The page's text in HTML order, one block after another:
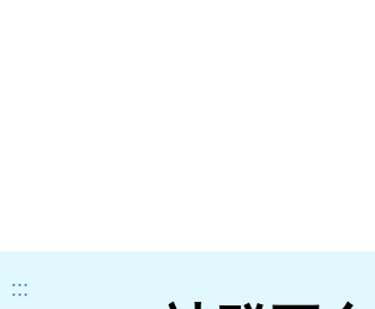
:::